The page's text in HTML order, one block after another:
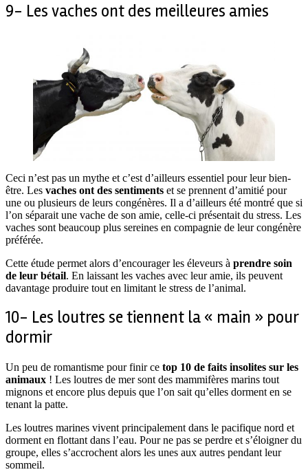
9- Les vaches ont des meilleures amies
Ceci n’est pas un mythe et c’est d’ailleurs essentiel pour leur bien-
être. Les vaches ont des sentiments et se prennent d’amitié pour
une ou plusieurs de leurs congénères. Il a d’ailleurs été montré que si
l’on séparait une vache de son amie, celle-ci présentait du stress. Les
vaches sont beaucoup plus sereines en compagnie de leur congénère
préférée.
Cette étude permet alors d’encourager les éleveurs à prendre soin
de leur bétail. En laissant les vaches avec leur amie, ils peuvent
davantage produire tout en limitant le stress de l’animal.
10- Les loutres se tiennent la « main » pour
dormir
Un peu de romantisme pour finir ce top 10 de faits insolites sur les
animaux ! Les loutres de mer sont des mammifères marins tout
mignons et encore plus depuis que l’on sait qu’elles dorment en se
tenant la patte.
Les loutres marines vivent principalement dans le pacifique nord et
dorment en flottant dans l’eau. Pour ne pas se perdre et s’éloigner du
groupe, elles s’accrochent alors les unes aux autres pendant leur
sommeil.